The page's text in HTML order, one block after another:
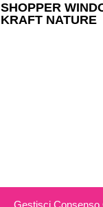
Gestisci Consenso
SHOPPER
KRAFT NATURE